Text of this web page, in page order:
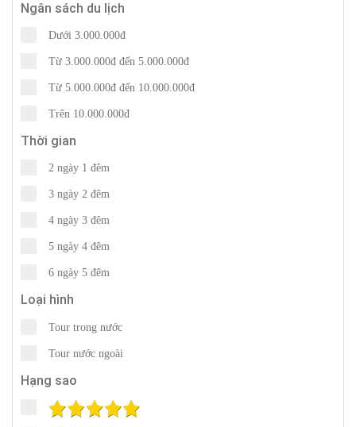
Ngân sách du lịch
Dưới 3.000.000đ
Từ 3.000.000đ đến 5.000.000đ
Từ 5.000.000đ đến 10.000.000đ
Trên 10.000.000đ
Thời gian
2 ngày 1 đêm
3 ngày 2 đêm
4 ngày 3 đêm
5 ngày 4 đêm
6 ngày 5 đêm
Loại hình
Tour trong nước
Tour nước ngoài
Hạng sao